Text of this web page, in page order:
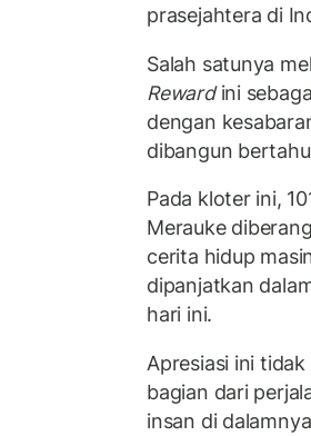
prasejahtera di
Salah satunya
Rewardini
dengan
dibangun
Pada kloter ini,
Merauke
cerita hidup
dipanjatkan
hari ini.
Apresiasi ini
bagian dari
insan di